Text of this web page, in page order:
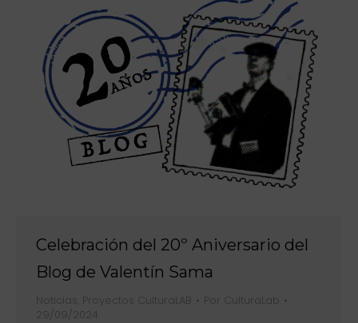
Celebración del 20º Aniversario del
Blog de Valentín Sama
Noticias Proyectos CulturaLAB Por CulturaLab
29/09/2024